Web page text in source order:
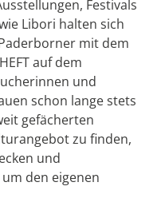
Festivals
Libori halten sich
mit dem
auf dem
und
schon lange stets
gefächerten
zu finden,
und
den eigenen